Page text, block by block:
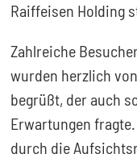
Raiffeisen Holding
Zahlreiche
wurden herzlich
begrüßt, der auch
Erwartungen
durch die